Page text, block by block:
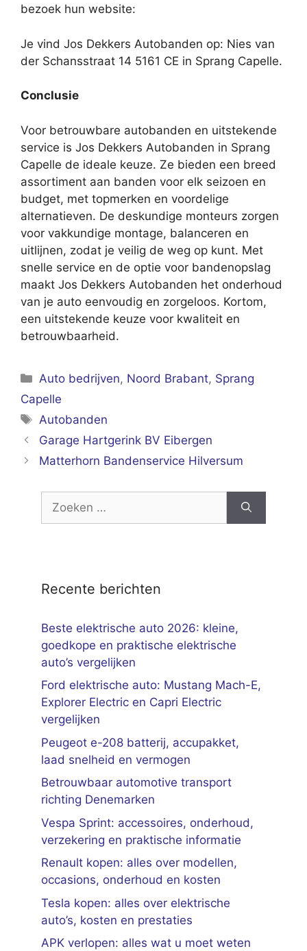
bezoek hun website:
Je vind Jos Dekkers Autobanden op: Nies van
der Schansstraat 14 5161 CE in Sprang Capelle.
Conclusie
Voor betrouwbare autobanden en uitstekende
service is Jos Dekkers Autobanden in Sprang
Capelle de ideale keuze. Ze bieden een breed
assortiment aan banden voor elk seizoen en
budget, met topmerken en voordelige
alternatieven. De deskundige monteurs zorgen
voor vakkundige montage, balanceren en
uitlijnen, zodat je veilig de weg op kunt. Met
snelle service en de optie voor bandenopslag
maakt Jos Dekkers Autobanden het onderhoud
van je auto eenvoudig en zorgeloos. Kortom,
een uitstekende keuze voor kwaliteit en
betrouwbaarheid.
Categorieën
Auto bedrijven, Noord Brabant, Sprang
Capelle
Tags
Autobanden
Garage Hartgerink BV Eibergen
Matterhorn Bandenservice Hilversum
naar:
Recente berichten
Beste elektrische auto 2026: kleine,
goedkope en praktische elektrische
auto’s vergelijken
Ford elektrische auto: Mustang Mach-E,
Explorer Electric en Capri Electric
vergelijken
Peugeot e-208 batterij, accupakket,
laad snelheid en vermogen
Betrouwbaar automotive transport
richting Denemarken
Vespa Sprint: accessoires, onderhoud,
verzekering en praktische informatie
Renault kopen: alles over modellen,
occasions, onderhoud en kosten
Tesla kopen: alles over elektrische
auto’s, kosten en prestaties
APK verlopen: alles wat u moet weten